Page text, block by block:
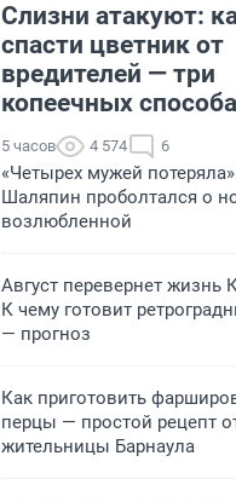
Слизни атакуют:
спасти цветник от
вредителей — три
копеечных способа
5 часов 4 574 6
«Четырех мужей
Шаляпин проболтался о
возлюбленной
Август перевернет жизнь
К чему готовит
— прогноз
Как приготовить
перцы — простой рецепт
жительницы Барнаула